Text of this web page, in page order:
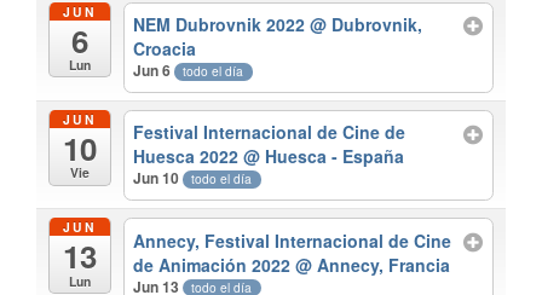
JUN
6
Lun
NEM Dubrovnik 2022@ Dubrovnik,
Croacia
Jun 6 todo el día
JUN
10
Vie
Festival Internacional de Cine de
Huesca 2022@ Huesca - España
Jun 10 todo el día
JUN
13
Lun
Annecy, Festival Internacional de Cine
de Animación 2022@ Annecy, Francia
Jun 13 todo el día